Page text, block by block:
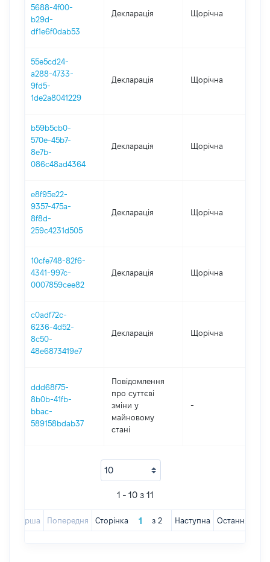
5688-4f00-
b29d-
df1e6f0dab53
Декларація Щорічна
55e5cd24-
a288-4733-
9fd5-
1de2a8041229
Декларація Щорічна
b59b5cb0-
570e-45b7-
8e7b-
086c48ad4364
Декларація Щорічна
e8f95e22-
9357-475a-
8f8d-
259c4231d505
Декларація Щорічна
10cfe748-82f6-
4341-997c-
0007859cee82
Декларація Щорічна
c0adf72c-
6236-4d52-
8c50-
48e6873419e7
Декларація Щорічна
ddd68f75-
8b0b-41fb-
bbac-
589158bdab37
Повідомлення
про суттєві
зміни y
майновому
стані
-
1 - 10 з 11
Перша Попередня Сторінка з 2 Наступна Остання